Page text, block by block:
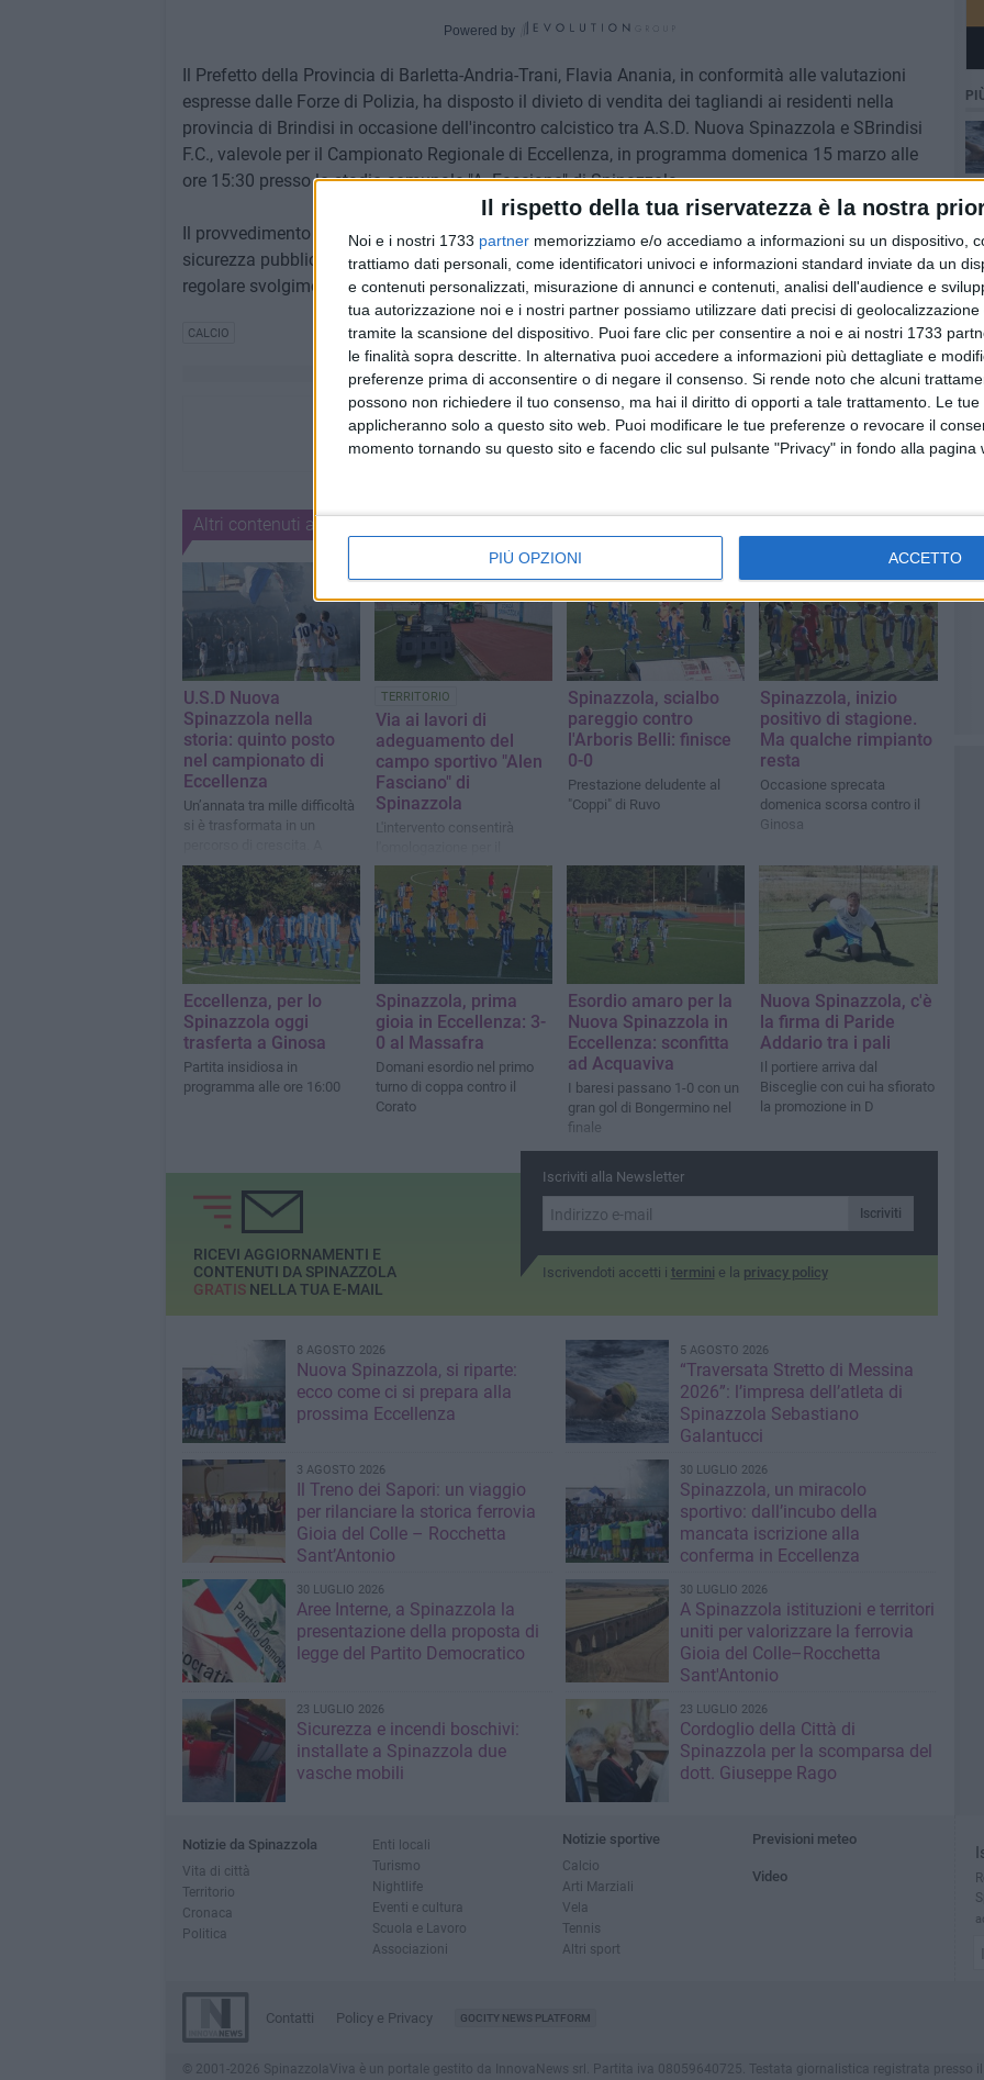
Il rispetto della tua riservatezza è la nostra
Noi e i nostri 1733 partner memorizziamo e/o accediamo a informazioni su un dispositivo,
trattiamo dati personali, come identificatori univoci e informazioni standard inviate da un
e contenuti personalizzati, misurazione di annunci e contenuti, analisi dell'audience e
tua autorizzazione noi e i nostri partner possiamo utilizzare dati precisi di
tramite la scansione del dispositivo. Puoi fare clic per consentire a noi e ai nostri 1733
le finalità sopra descritte. In alternativa puoi accedere a informazioni più dettagliate e
preferenze prima di acconsentire o di negare il consenso. Si rende noto che alcuni
possono non richiedere il tuo consenso, ma hai il diritto di opporti a tale trattamento. Le
applicheranno solo a questo sito web. Puoi modificare le tue preferenze o revocare il
momento tornando su questo sito e facendo clic sul pulsante "Privacy" in fondo alla pagina
PIÙ OPZIONI ACCETTO
Powered by
Il Prefetto della Provincia di Barletta-Andria-Trani, Flavia Anania, in conformità alle valutazioni
espresse dalle Forze di Polizia, ha disposto il divieto di vendita dei tagliandi ai residenti nella
provincia di Brindisi in occasione dell'incontro calcistico tra A.S.D. Nuova Spinazzola e SBrindisi
F.C., valevole per il Campionato Regionale di Eccellenza, in programma domenica 15 marzo alle
ore 15:30 presso lo stadio comunale "A. Fasciano" di Spinazzola.
Il provvedimento è stato adottato al fine di prevenire possibili turbative dell'ordine e della
sicurezza pubblica, scongiurare situazioni di rischio per l'incolumità dei cittadini e assicurare il
regolare svolgimento della manifestazione sportiva in condizioni di massima sicurezza.
CALCIO
Altri contenuti a tema
U.S.D Nuova
Spinazzola nella
storia: quinto posto
nel campionato di
Eccellenza
Un’annata tra mille difficoltà
si è trasformata in un
raccontarlo è il direttore
sportivo, Pino Cirasole
TERRITORIO
Via ai lavori di
adeguamento del
campo sportivo "Alen
Fasciano" di
Spinazzola
L'intervento consentirà
campionato di Eccellenza
Pugliese
Spinazzola, scialbo
pareggio contro
l'Arboris Belli: finisce
0-0
Prestazione deludente al
"Coppi" di Ruvo
Spinazzola, inizio
positivo di stagione.
Ma qualche rimpianto
resta
Occasione sprecata
domenica scorsa contro il
Ginosa
Eccellenza, per lo
Spinazzola oggi
trasferta a Ginosa
Partita insidiosa in
programma alle ore 16:00
Spinazzola, prima
gioia in Eccellenza: 3-
0 al Massafra
Domani esordio nel primo
turno di coppa contro il
Corato
Esordio amaro per la
Nuova Spinazzola in
Eccellenza: sconfitta
ad Acquaviva
I baresi passano 1-0 con un
gran gol di Bongermino nel
finale
Nuova Spinazzola, c'è
la firma di Paride
Addario tra i pali
Il portiere arriva dal
Bisceglie con cui ha sfiorato
la promozione in D
Iscriviti alla Newsletter
Iscriviti
Iscrivendoti accetti i termini e la privacy policy
RICEVI AGGIORNAMENTI E
CONTENUTI DA SPINAZZOLA
GRATISNELLA TUA E-MAIL
8 AGOSTO 2026
Nuova Spinazzola, si riparte:
ecco come ci si prepara alla
prossima Eccellenza
5 AGOSTO 2026
“Traversata Stretto di Messina
2026”: l’impresa dell’atleta di
Spinazzola Sebastiano
Galantucci
3 AGOSTO 2026
Il Treno dei Sapori: un viaggio
per rilanciare la storica ferrovia
Gioia del Colle – Rocchetta
Sant’Antonio
30 LUGLIO 2026
Spinazzola, un miracolo
sportivo: dall’incubo della
mancata iscrizione alla
conferma in Eccellenza
30 LUGLIO 2026
Aree Interne, a Spinazzola la
presentazione della proposta di
legge del Partito Democratico
30 LUGLIO 2026
A Spinazzola istituzioni e territori
uniti per valorizzare la ferrovia
Gioia del Colle–Rocchetta
Sant'Antonio
23 LUGLIO 2026
Sicurezza e incendi boschivi:
installate a Spinazzola due
vasche mobili
23 LUGLIO 2026
Cordoglio della Città di
Spinazzola per la scomparsa del
dott. Giuseppe Rago
Notizie da Spinazzola
Vita di città
Territorio
Cronaca
Politica
Enti locali
Turismo
Nightlife
Eventi e cultura
Scuola e Lavoro
Associazioni
Notizie sportive
Calcio
Arti Marziali
Vela
Tennis
Altri sport
Previsioni meteo
Video
Contatti Policy e Privacy GOCITY NEWS PLATFORM
© 2001-2026 SpinazzolaViva è un portale gestito da InnovaNews srl. Partita iva 08059640725. Testata giornalistica registrata presso